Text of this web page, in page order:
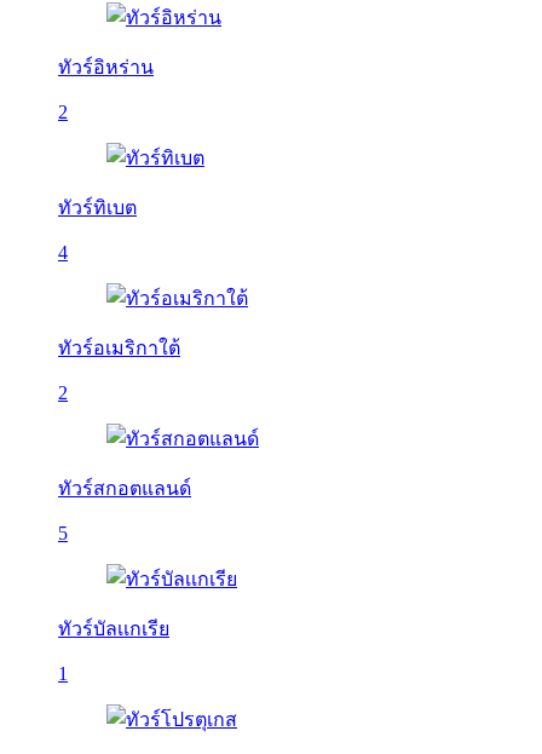
ทัวร์อิหร่าน
2
ทัวร์ทิเบต
4
ทัวร์อเมริกาใต้
2
ทัวร์สกอตแลนด์
5
ทัวร์บัลเเกเรีย
1